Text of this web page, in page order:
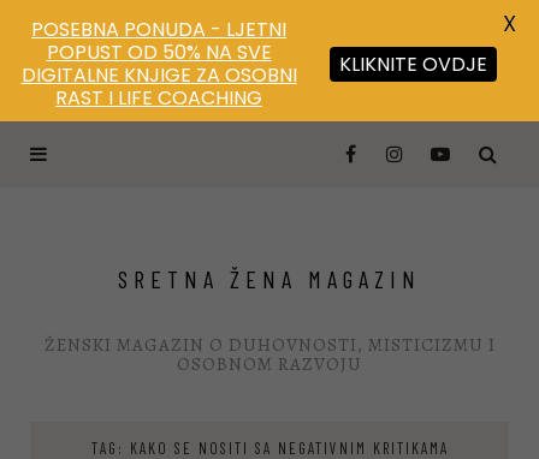
SRETNA ŽENA MAGAZIN
ŽENSKI MAGAZIN O DUHOVNOSTI, MISTICIZMU I
OSOBNOM RAZVOJU
TAG: KAKO SE NOSITI SA NEGATIVNIM KRITIKAMA
POSEBNA PONUDA - LJETNI
POPUST OD 50% NA SVE
DIGITALNE KNJIGE ZA OSOBNI
RAST I LIFE COACHING
KLIKNITE OVDJE
X